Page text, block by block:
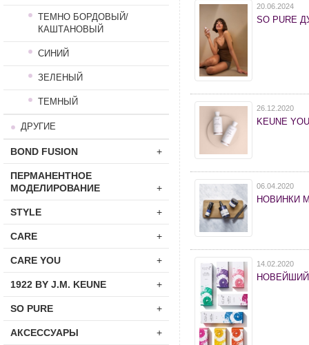
ТЕМНО БОРДОВЫЙ/
КАШТАНОВЫЙ
СИНИЙ
ЗЕЛЕНЫЙ
ТЕМНЫЙ
ДРУГИЕ
BOND FUSION +
ПЕРМАНЕНТНОЕ
МОДЕЛИРОВАНИЕ
+
STYLE +
CARE +
CARE YOU +
1922 BY J.M. KEUNE +
SO PURE +
АКСЕССУАРЫ +
20.06.2024
SO PURE
26.12.2020
KEUNE
06.04.2020
НОВИНКИ
14.02.2020